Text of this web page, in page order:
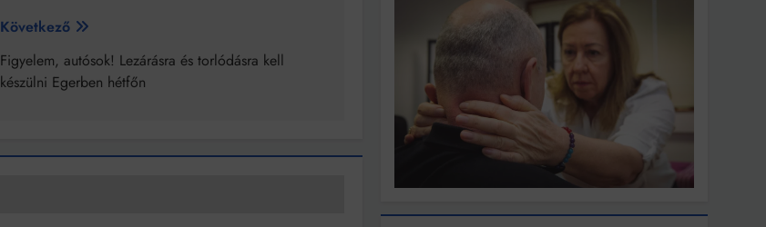
Következő
Figyelem, autósok! Lezárásra és torlódásra kell
készülni Egerben hétfőn